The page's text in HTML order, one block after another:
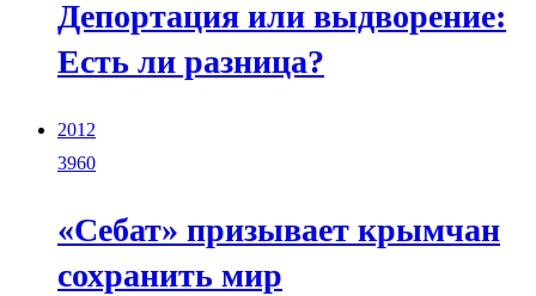
Депортация или выдворение:
Есть ли разница?
2012
3960
«Себат» призывает крымчан
сохранить мир